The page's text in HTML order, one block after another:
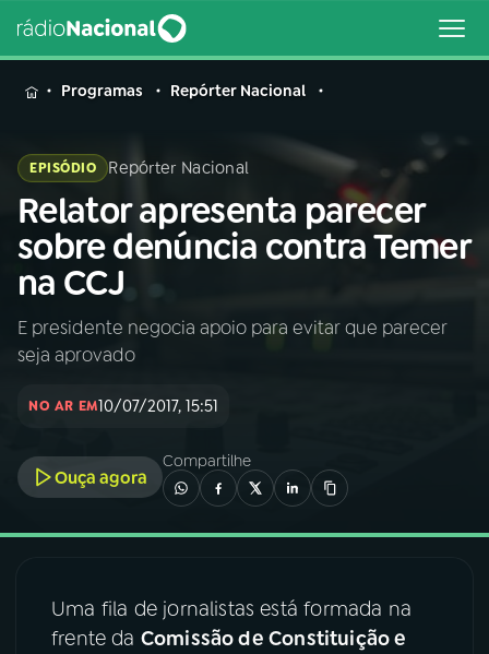
MENU
Buscar
na
Rádio
Nacional
Buscar
AO VIVO
INÍCIO
A RÁDIO
03PROGRAMAÇÃO
04PROGRAMAS
Programas Repórter Nacional
EPISÓDIO Repórter Nacional
Relator apresenta parecer
sobre denúncia contra Temer
na CCJ
E presidente negocia apoio para evitar que parecer
seja aprovado
NO AR EM10/07/2017, 15:51
Ouça agora
Compartilhe
Uma fila de jornalistas está formada na
frente da Comissão de Constituição e